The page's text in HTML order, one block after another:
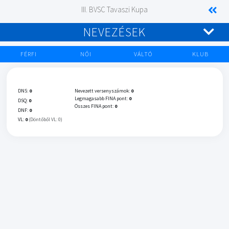
III. BVSC Tavaszi Kupa
NEVEZÉSEK
FÉRFI NŐI VÁLTÓ KLUB
DNS: 0
DSQ: 0
DNF: 0
VL: 0 (Döntőből VL: 0)
Nevezett versenyszámok: 0
Legmagasabb FINA pont: 0
Összes FINA pont: 0